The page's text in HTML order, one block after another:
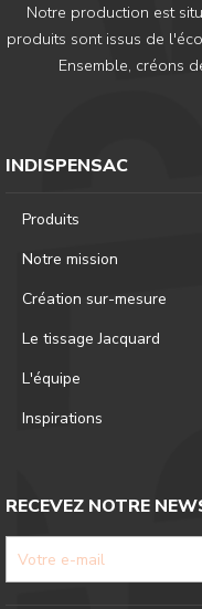
Notre production est
produits sont issus de
Ensemble, créons
INDISPENSAC
Produits
Notre mission
Création sur-mesure
Le tissage Jacquard
L'équipe
Inspirations
RECEVEZ NOTRE